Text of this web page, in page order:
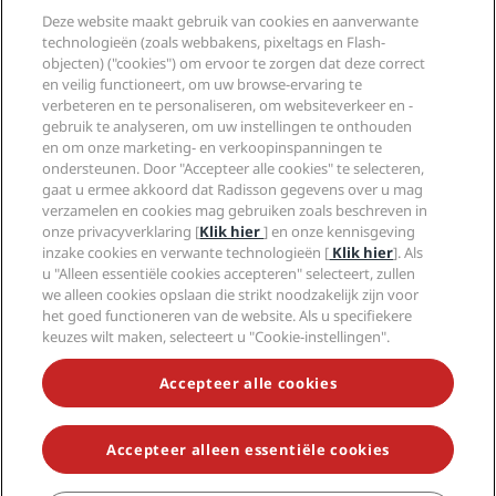
Radisson Hotels-app
Sports Approved-hotels
Gezinsvriendelijk hotels
Gezondheid en veiligheid
Radisson Hotel Group
Media
Vacatures RHG
Vacatures PPHE
Vacatures EHL
The Club by RHG
Hotelontwikkeling
Duurzaam ondernemen
Inkoop
Juridisch
Privacycentrum
Juridische kennisgeving
Algemene voorwaarden voor Radisson Rewards
Gebruikersovereenkomst site
Digitale toegankelijkheid
Verklaring inzake moderne slavernij
Help
Waarschuwingen voor consumenten
Contactgegevens
Veelgestelde vragen
Sitemap
Social media
Radisson Hotels Brands
MIS NOOIT MEER ONZE POPULAIRSTE AANBIEDINGEN
© 2026 Radisson Hotel Group.Alle rechten voorbehouden. RHG
Radisson Hotel Group, Radisson, Radisson RED, Radisson Blu, Radisson
Collection, Radisson Individuals, Park Plaza, Park Inn, Country Inn &
Deze website maakt gebruik van cookies en aanverwante
technologieën (zoals webbakens, pixeltags en Flash-
objecten) ("cookies") om ervoor te zorgen dat deze correct
en veilig functioneert, om uw browse-ervaring te
verbeteren en te personaliseren, om websiteverkeer en -
gebruik te analyseren, om uw instellingen te onthouden
en om onze marketing- en verkoopinspanningen te
ondersteunen. Door "Accepteer alle cookies" te selecteren,
gaat u ermee akkoord dat Radisson gegevens over u mag
verzamelen en cookies mag gebruiken zoals beschreven in
onze privacyverklaring [Klik hier] en onze kennisgeving
inzake cookies en verwante technologieën [ Klik hier]. Als
u "Alleen essentiële cookies accepteren" selecteert, zullen
we alleen cookies opslaan die strikt noodzakelijk zijn voor
het goed functioneren van de website. Als u specifiekere
keuzes wilt maken, selecteert u "Cookie-instellingen".
Accepteer alle cookies
Accepteer alleen essentiële cookies